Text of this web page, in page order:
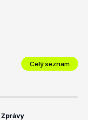
Celý seznam
Zprávy